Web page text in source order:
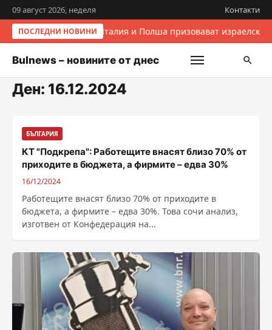
09 август 2026, неделя Контакти
ПОСЛЕДНИ НОВИНИИталия и Полша призовават
Bulnews – новините от днес
Ден: 16.12.2024
БЪЛГАРИЯ
КТ "Подкрепа": Работещите внасят близо 70% от
приходите в бюджета, а фирмите – едва 30%
16/12/2024
Работещите внасят близо 70% от приходите в
бюджета, а фирмите – едва 30%. Това сочи анализ,
изготвен от Конфедерация на...